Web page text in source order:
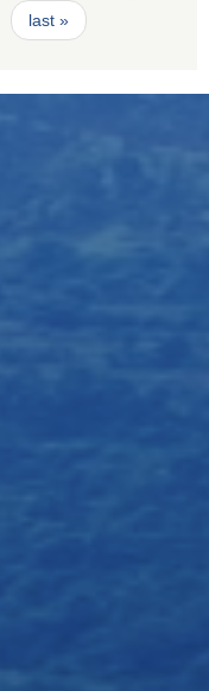
last »